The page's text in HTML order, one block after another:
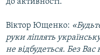
до активності.
Віктор Ющенко:
руки ліплять
не відбудеться. Без Вас